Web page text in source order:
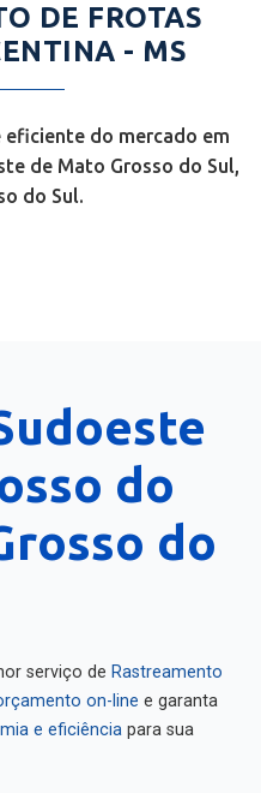
DE FROTAS
- MS
do mercado em
de Mato Grosso do Sul,
do Sul.
do
do
serviço de Rastreamento
on-line e garanta
e eficiência para sua